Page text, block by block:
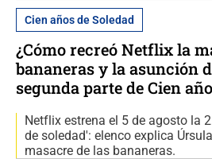
Cien años de Soledad
¿Cómo recreó Netflix la
bananeras y la asunción
segunda parte de Cien
Netflix estrena el 5 de agosto la
de soledad': elenco explica
masacre de las bananeras.